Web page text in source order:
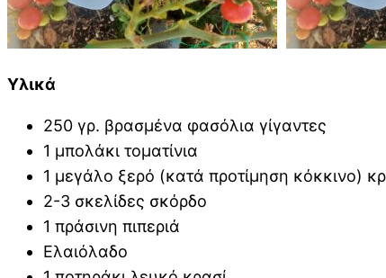
Υλικά
250 γρ. βρασμένα φασόλια γίγαντες
1 μπολάκι τοματίνια
1 μεγάλο ξερό (κατά προτίμηση κόκκινο)
2-3 σκελίδες σκόρδο
1 πράσινη πιπεριά
Ελαιόλαδο